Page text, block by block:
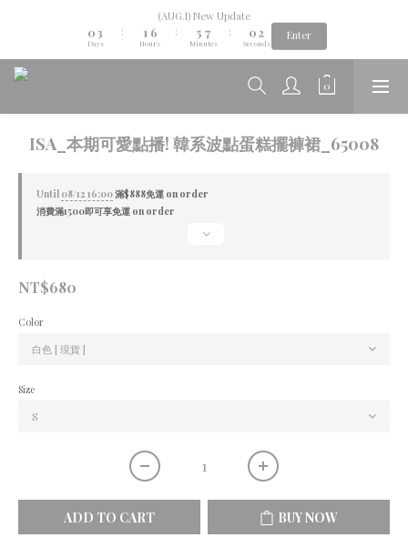
Aug.06th-Aug.12th new collection...🌺
(AUG.I) New Update
0 3
2
Days
:
1
0
6
5
1
Hours
:
6
5
4
0
8
7
6
2
0
Minutes
:
1
0 2
1
Seconds
Enter
Aug.06th-Aug.12th new collection...🌺
ISA_本期可愛點播! 韓系波點蛋糕擺褲裙_65008
Until 08/12 16:00滿$888免運 on order
消費滿1500即可享免運 on order
NT$680
Color
Size
ADD TO CART BUY NOW